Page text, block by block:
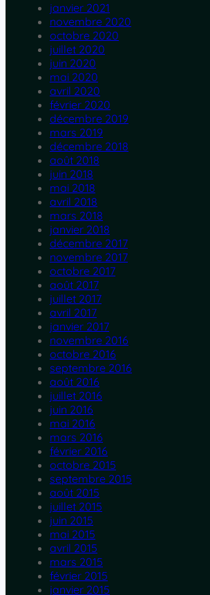
janvier 2021
novembre 2020
octobre 2020
juillet 2020
juin 2020
mai 2020
avril 2020
février 2020
décembre 2019
mars 2019
décembre 2018
août 2018
juin 2018
mai 2018
avril 2018
mars 2018
janvier 2018
décembre 2017
novembre 2017
octobre 2017
août 2017
juillet 2017
avril 2017
janvier 2017
novembre 2016
octobre 2016
septembre 2016
août 2016
juillet 2016
juin 2016
mai 2016
mars 2016
février 2016
octobre 2015
septembre 2015
août 2015
juillet 2015
juin 2015
mai 2015
avril 2015
mars 2015
février 2015
janvier 2015